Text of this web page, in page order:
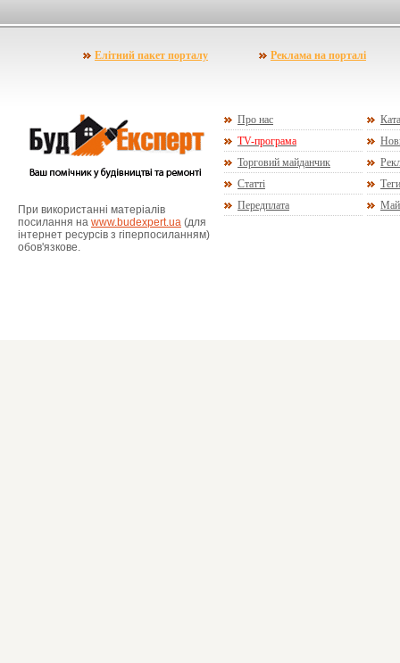
Елітний пакет порталу Реклама на порталі
При використанні матеріалів
посилання на www.budexpert.ua (для
інтернет ресурсів з гіперпосиланням)
обов'язкове.
Про нас
TV-програма
Торговий майданчик
Статті
Теги
Передплата